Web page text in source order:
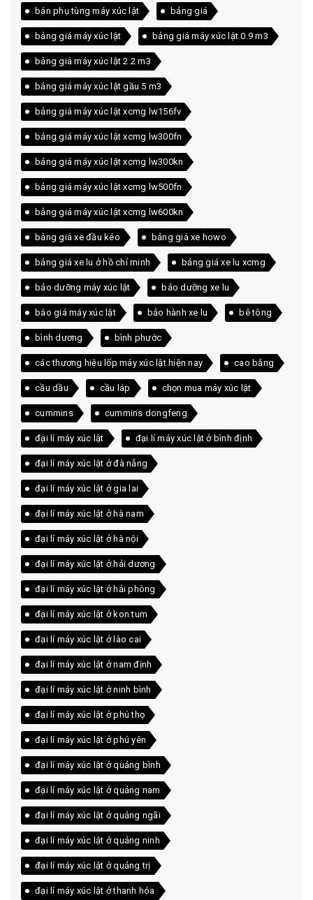
bán phụ tùng máy xúc lật bảng giá
bảng giá máy xúc lật bảng giá máy xúc lật 0.9 m3
bảng giá máy xúc lật 2.2 m3
bảng giá máy xúc lật gầu 5 m3
bảng giá máy xúc lật xcmg lw156fv
bảng giá máy xúc lật xcmg lw300fn
bảng giá máy xúc lật xcmg lw300kn
bảng giá máy xúc lật xcmg lw500fn
bảng giá máy xúc lật xcmg lw600kn
bảng giá xe đầu kéo bảng giá xe howo
bảng giá xe lu ở hồ chí minh bảng giá xe lu xcmg
bảo dưỡng máy xúc lật bảo dưỡng xe lu
báo giá máy xúc lật bảo hành xe lu bê tông
bình dương bình phước
các thương hiệu lốp máy xúc lật hiện nay cao bằng
cầu dầu cầu láp chọn mua máy xúc lật
cummins cummins dongfeng
đại lí máy xúc lật đại lí máy xúc lật ở bình định
đại lí máy xúc lật ở đà nẵng
đại lí máy xúc lật ở gia lai
đại lí máy xúc lật ở hà nam
đại lí máy xúc lật ở hà nội
đại lí máy xúc lật ở hải dương
đại lí máy xúc lật ở hải phòng
đại lí máy xúc lật ở kon tum
đại lí máy xúc lật ở lào cai
đại lí máy xúc lật ở nam định
đại lí máy xúc lật ở ninh bình
đại lí máy xúc lật ở phú thọ
đại lí máy xúc lật ở phú yên
đại lí máy xúc lật ở quảng bình
đại lí máy xúc lật ở quảng nam
đại lí máy xúc lật ở quảng ngãi
đại lí máy xúc lật ở quảng ninh
đại lí máy xúc lật ở quảng trị
đại lí máy xúc lật ở thanh hóa